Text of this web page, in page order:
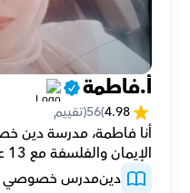
أ.فاطمة
4.98
(
56(تقييم
الإيمان والفلسفة مع 13 عامًا من الخبرة.
دينمدرس خصوصي